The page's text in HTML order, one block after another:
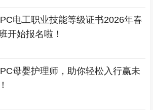
电工职业技能等级证书2026年春
开始报名啦！
母婴护理师，助你轻松入行赢未